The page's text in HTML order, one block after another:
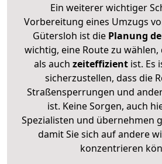
Ein weiterer wichtiger
Vorbereitung eines Umzugs
Gütersloh ist diePlanung
wichtig, eine Route zu
als auch zeiteffizientist. Es
sicherzustellen, dass die
Straßensperrungen und
ist. Keine Sorgen, auch
Spezialisten und übernehmen
damit Sie sich auf andere
konzentrieren